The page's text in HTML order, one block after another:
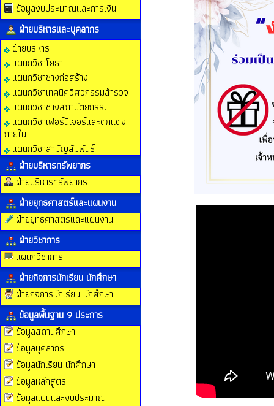
ข้อมูลงบประมาณและการเงิน
ฝ่ายบริหารและบุคลากร
ฝ่ายบริหาร
แผนกวิชาโยธา
แผนกวิชาช่างก่อสร้าง
แผนกวิชาเทคนิควิศวกรรมสำรวจ
แผนกวิชาช่างสถาปัตยกรรม
แผนกวิชาเฟอร์นิเจอร์และตกแต่ง
ภายใน
แผนกวิชาสามัญสัมพันธ์
ฝ่ายบริหารทรัพยากร
ฝ่ายบริหารทรัพยากร
ฝ่ายยุทธศาสตร์และแผนงาน
ฝ่ายยุทธศาสตร์และแผนงาน
ฝ่ายวิชาการ
แผนกวิชาการ
ฝ่ายกิจการนักเรียน นักศึกษา
ฝ่ายกิจการนักเรียน นักศึกษา
ข้อมูลพื้นฐาน 9 ประการ
ข้อมูลสถานศึกษา
ข้อมูลบุคลากร
ข้อมูลนักเรียน นักศึกษา
ข้อมูลหลักสูตร
ข้อมูลแผนและงบประมาณ